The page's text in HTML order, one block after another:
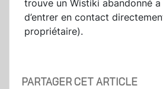
trouve un Wistiki abandonné
d’entrer en contact
propriétaire).
PARTAGER CET ARTICLE